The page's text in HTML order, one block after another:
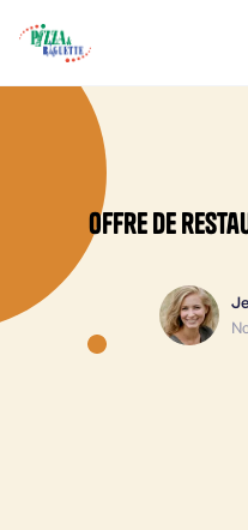
Offre de